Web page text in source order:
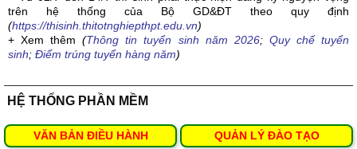
trên hệ thống của Bộ GD&ĐT theo quy định
(https://thisinh.thitotnghiepthpt.edu.vn)
+ Xem thêm(Thông tin tuyển sinh năm 2026; Quy chế tuyển
sinh; Điểm trúng tuyển hàng năm)
HỆ THỐNG PHẦN MỀM
VĂN BẢN ĐIỀU HÀNH QUẢN LÝ ĐÀO TẠO